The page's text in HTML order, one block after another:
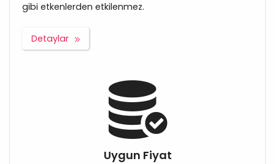
gibi etkenlerden etkilenmez.
Detaylar
Uygun Fiyat